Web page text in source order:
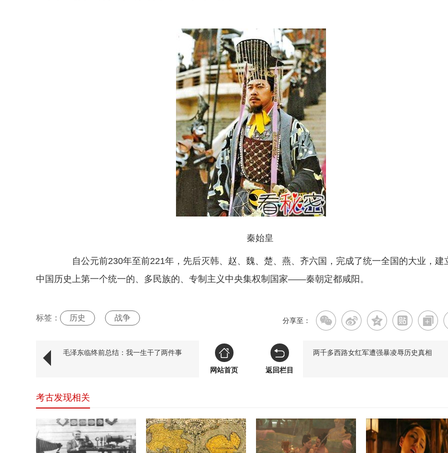
秦始皇
自公元前230年至前221年，先后灭韩、赵、魏、楚、燕、齐六国，完成了统一全国的大业，建
中国历史上第一个统一的、多民族的、专制主义中央集权制国家——秦朝定都咸阳。
标签： 历史 战争 分享至：
毛泽东临终前总结：我一生干了两件事 两千多西路女红军遭强暴凌辱历史真相
网站首页 返回栏目
考古发现相关